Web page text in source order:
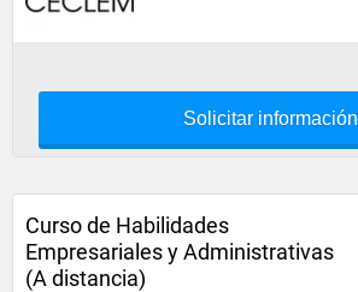
Solicitar información
Curso de Habilidades
Empresariales y Administrativas
(A distancia)